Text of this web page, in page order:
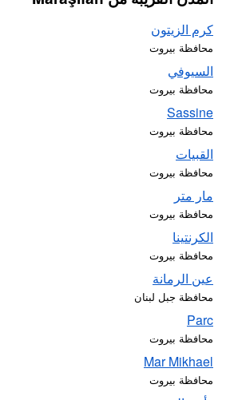
كرم الزيتون
محافظة بيروت
السيوفي
محافظة بيروت
Sassine
محافظة بيروت
القبيات
محافظة بيروت
مار متر
محافظة بيروت
الكرنتينا
محافظة بيروت
عين الرمانة
محافظة جبل لبنان
Parc
محافظة بيروت
Mar Mikhael
محافظة بيروت